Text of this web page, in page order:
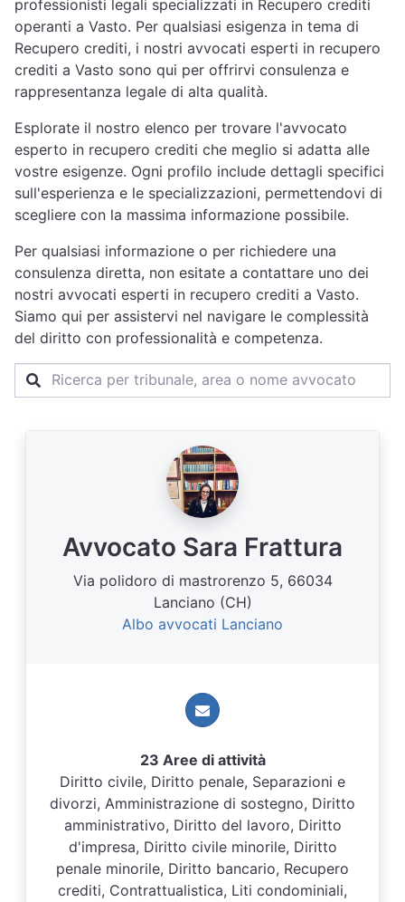
professionisti legali specializzati in Recupero crediti
operanti a Vasto. Per qualsiasi esigenza in tema di
Recupero crediti, i nostri avvocati esperti in recupero
crediti a Vasto sono qui per offrirvi consulenza e
rappresentanza legale di alta qualità.
Esplorate il nostro elenco per trovare l'avvocato
esperto in recupero crediti che meglio si adatta alle
vostre esigenze. Ogni profilo include dettagli specifici
sull'esperienza e le specializzazioni, permettendovi di
scegliere con la massima informazione possibile.
Per qualsiasi informazione o per richiedere una
consulenza diretta, non esitate a contattare uno dei
nostri avvocati esperti in recupero crediti a Vasto.
Siamo qui per assistervi nel navigare le complessità
del diritto con professionalità e competenza.
Avvocato Sara Frattura
Via polidoro di mastrorenzo 5, 66034
Lanciano (CH)
Albo avvocati Lanciano
23 Aree di attività
Diritto civile, Diritto penale, Separazioni e
divorzi, Amministrazione di sostegno, Diritto
amministrativo, Diritto del lavoro, Diritto
d'impresa, Diritto civile minorile, Diritto
penale minorile, Diritto bancario, Recupero
crediti, Contrattualistica, Liti condominiali,